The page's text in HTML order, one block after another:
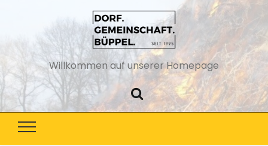
Willkommen auf unserer Homepage